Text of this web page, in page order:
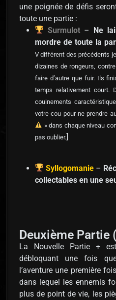
une poignée de défis
toute une partie :
Surmulot – Ne
mordre de toute la
V différent des précédents
dizaines de rongeurs,
faire d’autre que fuir. Ils
temps relativement court.
couinements
votre cou pour ne prendre
» dans chaque niveau
pas oublier.]
Syllogomanie –
collectables en une
Deuxième Partie
La Nouvelle Partie +
débloquant une fois
l’aventure une première
dans lequel les ennemis
plus de point de vie, les